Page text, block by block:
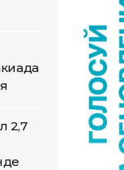
2,7